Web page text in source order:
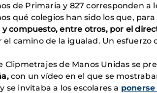
de Primaria y 827 corresponden a
qué colegios han sido los que,
compuesto, entre otros, por el
el camino de la igualad. Un
Clipmetrajes de Manos Unidas se
con un vídeo en el que se
se invitaba a los escolares a